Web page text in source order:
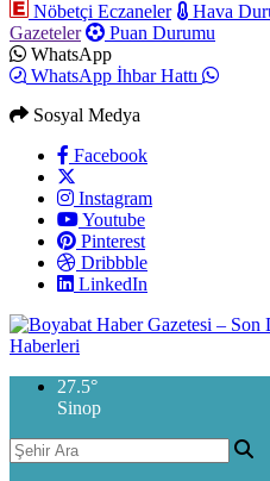
Nöbetçi Eczaneler
Hava
Gazeteler
Puan Durumu
WhatsApp
WhatsApp İhbar Hattı
Sosyal Medya
Facebook
Instagram
Youtube
Pinterest
Dribbble
LinkedIn
27.5°
Sinop